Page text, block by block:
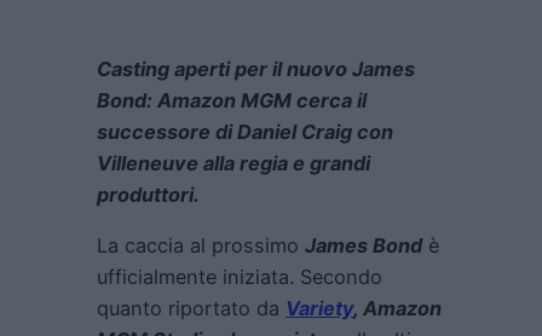
Casting aperti per il nuovo James
Bond: Amazon MGM cerca il
successore di Daniel Craig con
Villeneuve alla regia e grandi
produttori.
La caccia al prossimo James Bondè
ufficialmente iniziata. Secondo
quanto riportato da Variety, Amazon